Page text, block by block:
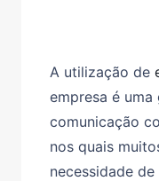
A utilização de
empresa é
comunicação
nos quais
necessidade